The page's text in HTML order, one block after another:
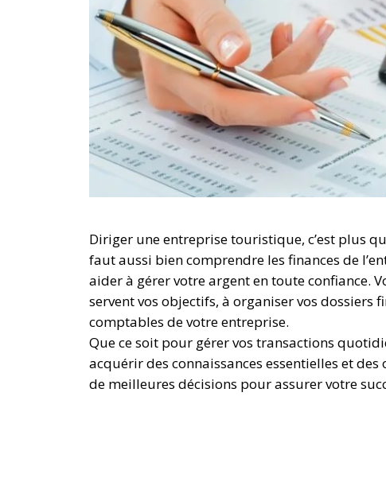
Diriger une entreprise touristique, c’est plus
faut aussi bien comprendre les finances de
aider à gérer votre argent en toute confiance.
servent vos objectifs, à organiser vos dossiers
comptables de votre entreprise.
Que ce soit pour gérer vos transactions
acquérir des connaissances essentielles et
de meilleures décisions pour assurer votre